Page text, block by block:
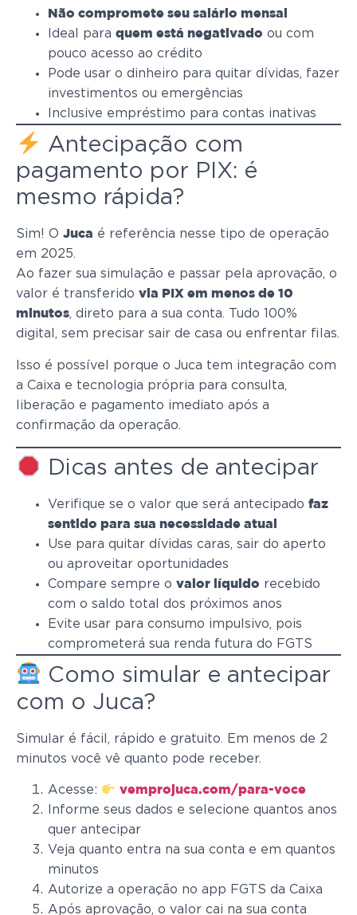
Não compromete seu salário mensal
Ideal para quem está negativado ou com
pouco acesso ao crédito
Pode usar o dinheiro para quitar dívidas, fazer
investimentos ou emergências
Inclusive empréstimo para contas inativas
Antecipação com
pagamento por PIX: é
mesmo rápida?
Sim! O Juca é referência nesse tipo de operação
em 2025.
Ao fazer sua simulação e passar pela aprovação, o
valor é transferido via PIX em menos de 10
minutos, direto para a sua conta. Tudo 100%
digital, sem precisar sair de casa ou enfrentar filas.
Isso é possível porque o Juca tem integração com
a Caixa e tecnologia própria para consulta,
liberação e pagamento imediato após a
confirmação da operação.
Dicas antes de antecipar
Verifique se o valor que será antecipado faz
sentido para sua necessidade atual
Use para quitar dívidas caras, sair do aperto
ou aproveitar oportunidades
Compare sempre o valor líquido recebido
com o saldo total dos próximos anos
Evite usar para consumo impulsivo, pois
comprometerá sua renda futura do FGTS
Como simular e antecipar
com o Juca?
Simular é fácil, rápido e gratuito. Em menos de 2
minutos você vê quanto pode receber.
Acesse: vemprojuca.com/para-voce
Informe seus dados e selecione quantos anos
quer antecipar
Veja quanto entra na sua conta e em quantos
minutos
Autorize a operação no app FGTS da Caixa
Após aprovação, o valor cai na sua conta